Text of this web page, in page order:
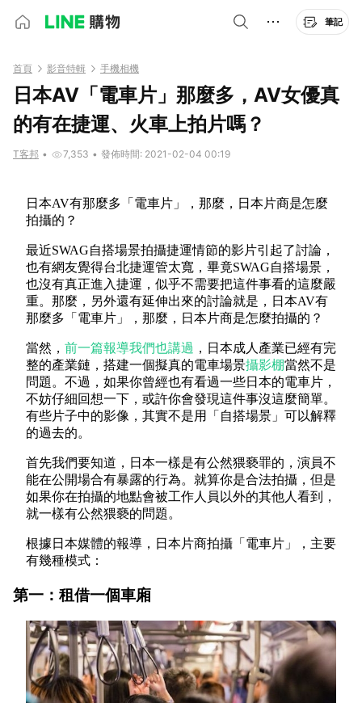
筆記
首頁 影音特輯 手機相機
日本AV「電車片」那麼多，AV女優真
的有在捷運、火車上拍片嗎？
T客邦 • 7,353 • 發佈時間: 2021-02-04 00:19
日本AV有那麼多「電車片」，那麼，日本片商是怎麼
拍攝的？
最近SWAG自搭場景拍攝捷運情節的影片引起了討論，
也有網友覺得台北捷運管太寬，畢竟SWAG自搭場景，
也沒有真正進入捷運，似乎不需要把這件事看的這麼嚴
重。那麼，另外還有延伸出來的討論就是，日本AV有
那麼多「電車片」，那麼，日本片商是怎麼拍攝的？
當然， 前一篇報導我們也講過 ，日本成人產業已經有完
整的產業鏈，搭建一個擬真的電車場景攝影棚當然不是
問題。不過，如果你曾經也有看過一些日本的電車片，
不妨仔細回想一下，或許你會發現這件事沒這麼簡單。
有些片子中的影像，其實不是用「自搭場景」可以解釋
的過去的。
首先我們要知道，日本一樣是有公然猥褻罪的，演員不
能在公開場合有暴露的行為。就算你是合法拍攝，但是
如果你在拍攝的地點會被工作人員以外的其他人看到，
就一樣有公然猥褻的問題。
根據日本媒體的報導，日本片商拍攝「電車片」，主要
有幾種模式：
第一：租借一個車廂